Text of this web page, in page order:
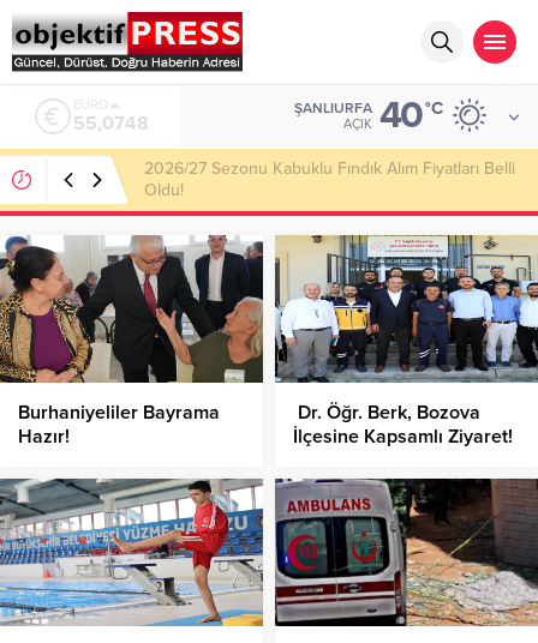
6.623,43
ŞANLIURFA
AÇIK 40°C
Haliliye Belediyesi Her Gün 4 Bin 898 Kişiye Sıcak
Yemek Ulaştırıyor!
Burhaniyeliler Bayrama
Hazır!
Dr. Öğr. Berk, Bozova
İlçesine Kapsamlı Ziyaret!